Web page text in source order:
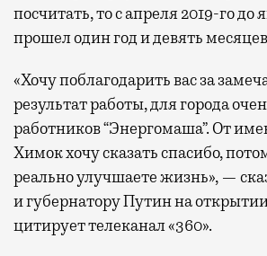
посчитать, то с апреля 2019-го до
прошел один год и девять
«Хочу поблагодарить вас за
результат работы, для города
работников “Энергомаша”. От
Химок хочу сказать спасибо,
реально улучшаете жизнь», —
и губернатору Путин на
цитирует телеканал «360».